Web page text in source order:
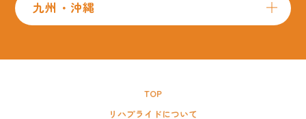
九州・沖縄
TOP
リハプライドについて